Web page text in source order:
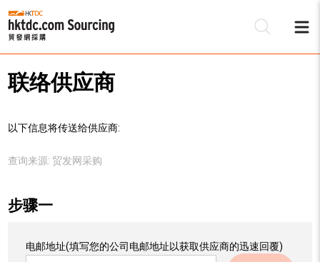
联络供应商
以下信息将传送给供应商:
查询来源: 贸发网采购
步骤一
电邮地址(填写您的公司电邮地址以获取供应商的迅速回覆)